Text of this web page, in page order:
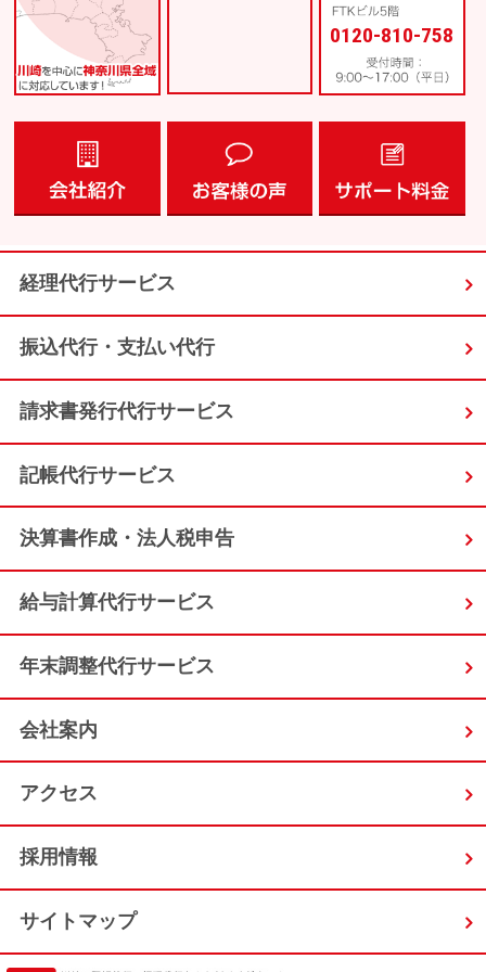
0120-810-758
経理代行サービス
振込代行・支払い代行
請求書発行代行サービス
記帳代行サービス
決算書作成・法人税申告
給与計算代行サービス
年末調整代行サービス
会社案内
アクセス
採用情報
サイトマップ